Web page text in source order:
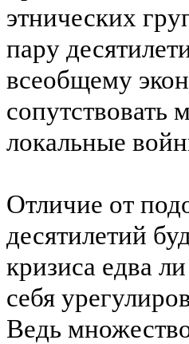
этнических
пару
всеобщему
сопутствовать
локальные
Отличие от
десятилетий
кризиса едва
себя
Ведь